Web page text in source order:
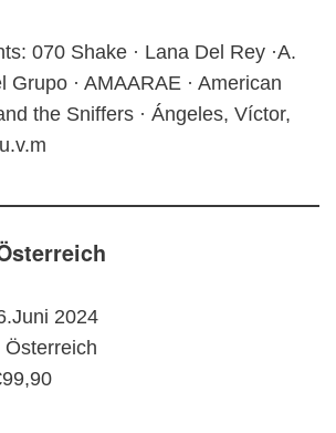
070 Shake · Lana Del Rey ·A.
Grupo · AMAARAE · American
the Sniffers · Ángeles, Víctor,
2024